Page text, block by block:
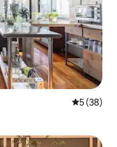
5 av 5 i
5 (38)